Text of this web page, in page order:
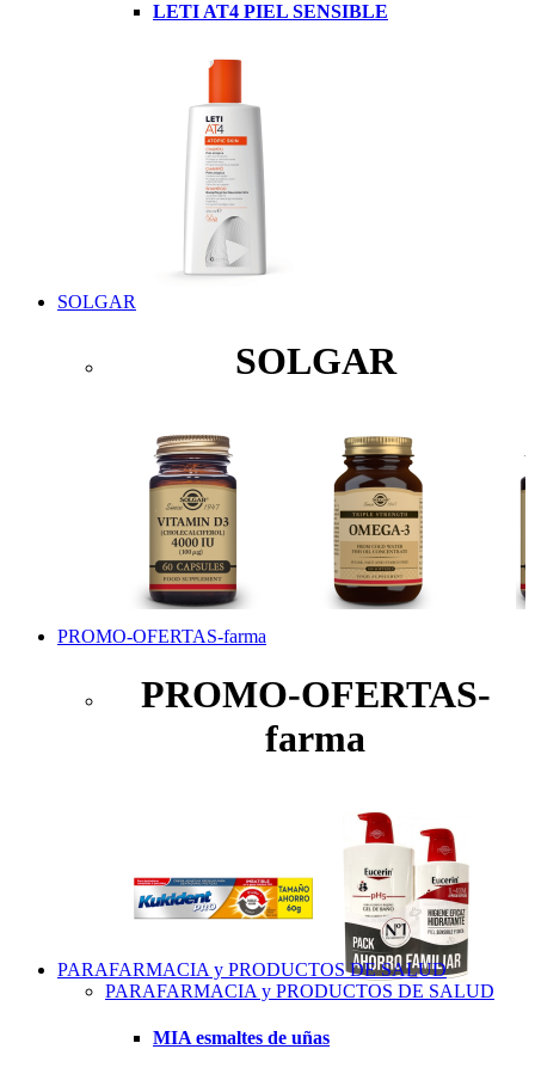
LETI AT4 PIEL SENSIBLE
SOLGAR
SOLGAR
PROMO-OFERTAS-farma
PROMO-OFERTAS-
farma
PARAFARMACIA y PRODUCTOS DE SALUD
PARAFARMACIA y PRODUCTOS DE SALUD
MIA esmaltes de uñas